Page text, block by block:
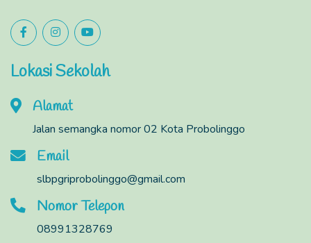
Lokasi Sekolah
Alamat
Jalan semangka nomor 02 Kota Probolinggo
Email
slbpgriprobolinggo@gmail.com
Nomor Telepon
08991328769